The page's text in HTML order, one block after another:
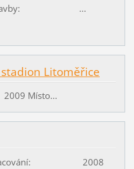
stavby: ...
Litoměřice
Místo...
2008